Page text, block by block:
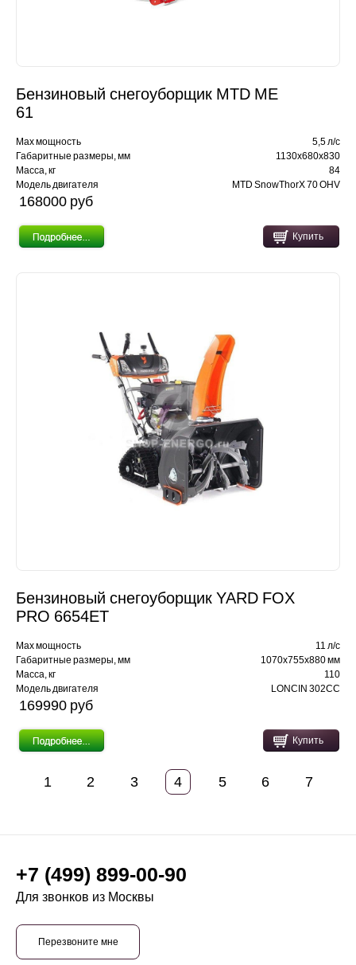
Бензиновый снегоуборщик MTD ME
61
Max мощность
5,5 л/с
Габаритные размеры, мм
1130х680х830
Масса, кг
84
Модель двигателя
MTD SnowThorX 70 OHV
168000 pуб
Купить
Бензиновый снегоуборщик YARD FOX
PRO 6654ET
Max мощность
11 л/с
Габаритные размеры, мм
1070х755х880 мм
Масса, кг
110
Модель двигателя
LONCIN 302CC
169990 pуб
Купить
1 2 3 4 5 6 7
+7 (499) 899-00-90
Для звонков из Москвы
Перезвоните мне